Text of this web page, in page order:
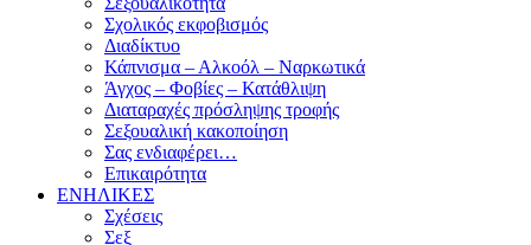
Σχολικός εκφοβισμός
Διαδίκτυο
Κάπνισμα – Αλκοόλ – Ναρκωτικά
Άγχος – Φοβίες – Κατάθλιψη
Διαταραχές πρόσληψης τροφής
Σεξουαλική κακοποίηση
Σας ενδιαφέρει…
Επικαιρότητα
ΕΝΗΛΙΚΕΣ
Σχέσεις
Σεξ